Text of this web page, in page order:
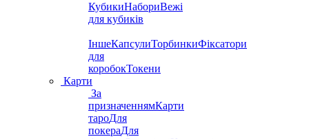
КубикиНабориВежі
для кубиків
ІншеКапсулиТорбинкиФіксатори
для
коробокТокени
Карти
За
призначеннямКарти
тароДля
покераДля